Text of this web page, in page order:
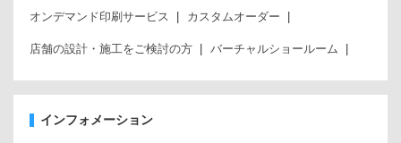
オンデマンド印刷サービス カスタムオーダー
店舗の設計・施工をご検討の方 バーチャルショールーム
インフォメーション